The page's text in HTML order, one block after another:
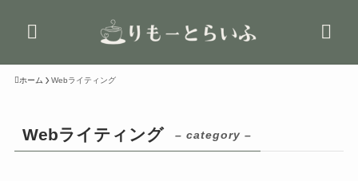
ホーム Webライティング
Webライティング – category –